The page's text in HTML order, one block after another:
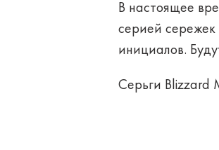
В настоящее
серией
инициалов.
Серьги Blizzard